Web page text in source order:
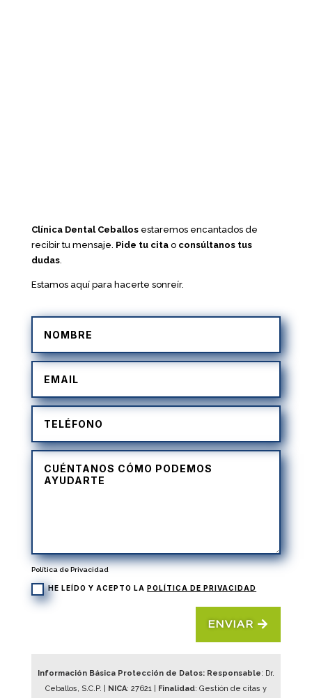
Clínica Dental Ceballosestaremos encantados de
recibir tu mensaje. Pide tu citao consúltanos tus
dudas.
Estamos aquí para hacerte sonreír.
Política de Privacidad
HE LEÍDO Y ACEPTO LA POLÍTICA DE PRIVACIDAD
ENVIAR
Información Básica Protección de Datos: Responsable: Dr.
Ceballos, S.C.P. |
NICA: 27621| Finalidad: Gestión de citas y